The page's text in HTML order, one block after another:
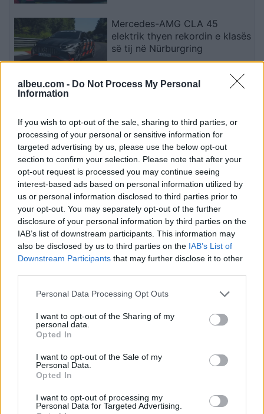
albeu.com - Do Not Process My Personal
Information
If you wish to opt-out of the sale, sharing to third parties, or
processing of your personal or sensitive information for
targeted advertising by us, please use the below opt-out
section to confirm your selection. Please note that after your
opt-out request is processed you may continue seeing
interest-based ads based on personal information utilized by
us or personal information disclosed to third parties prior to
your opt-out. You may separately opt-out of the further
disclosure of your personal information by third parties on the
IAB’s list of downstream participants. This information may
also be disclosed by us to third parties on the IAB’s List of
Downstream Participants that may further disclose it to other
Personal Data Processing Opt Outs
I want to opt-out of the Sharing of my
personal data.
Opted In
I want to opt-out of the Sale of my
Personal Data.
Opted In
I want to opt-out of processing my
Personal Data for Targeted Advertising.
Mercedes-AMG CLA 45
elektrik thyen rekordin e klasës
së tij në Nürburgring
në motin hapësinor dhe Tokë
Esim for Global
Esim for USA| Esim for Italy| Esim for Spain|Esim
for Turkey|Esim for Germany|Esim for Greece|